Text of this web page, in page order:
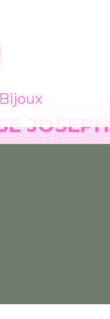
✿